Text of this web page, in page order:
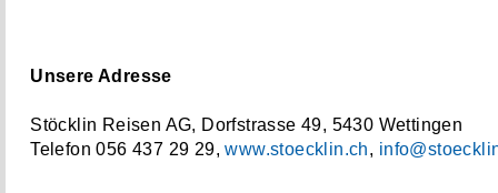
Unsere Adresse
Stöcklin Reisen AG, Dorfstrasse 49, 5430 Wettingen
Telefon 056 437 29 29,www.stoecklin.ch,